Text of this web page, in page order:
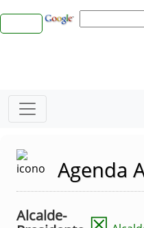
Agenda
Alcalde-